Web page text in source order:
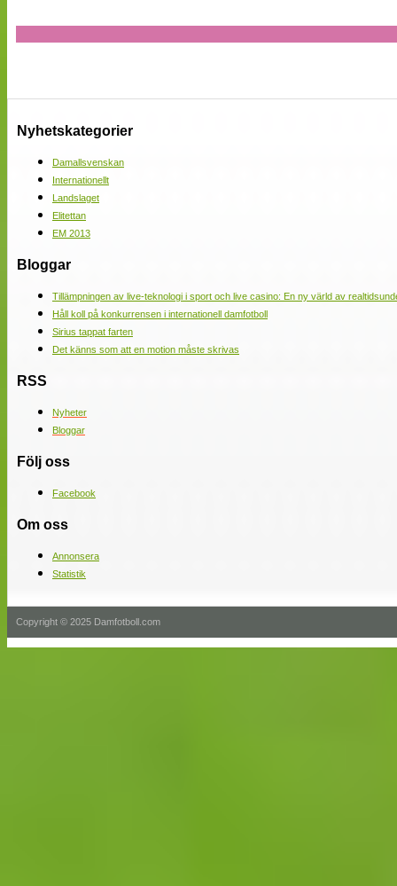
Nyhetskategorier
Damallsvenskan
Internationellt
Landslaget
Elitettan
EM 2013
Bloggar
Tillämpningen av live-teknologi i sport och live casino: En ny värld av
Håll koll på konkurrensen i internationell damfotboll
Sirius tappat farten
Det känns som att en motion måste skrivas
RSS
Nyheter
Bloggar
Följ oss
Facebook
Om oss
Annonsera
Statistik
Copyright © 2025 Damfotboll.com